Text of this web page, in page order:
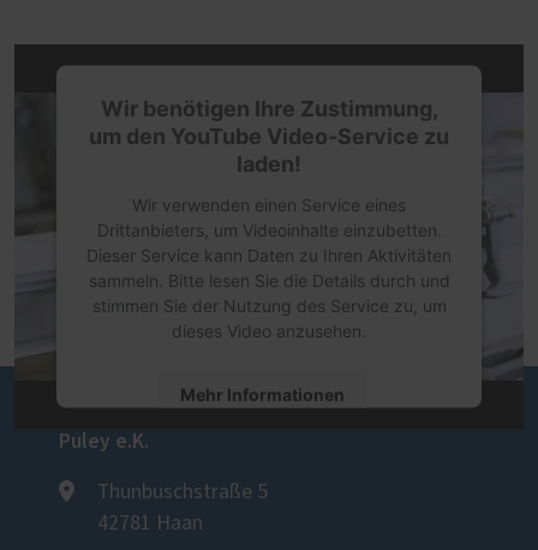
Wir benötigen Ihre Zustimmung,
um den YouTube Video-Service zu
laden!
Wir verwenden einen Service eines
Drittanbieters, um Videoinhalte einzubetten.
Dieser Service kann Daten zu Ihren Aktivitäten
sammeln. Bitte lesen Sie die Details durch und
stimmen Sie der Nutzung des Service zu, um
dieses Video anzusehen.
Mehr Informationen
powered byUsercentrics Consent
Management Platform
Brandenstein Bauelemente Inhaber Carsten
Puley e.K.
Thunbuschstraße 5
42781 Haan